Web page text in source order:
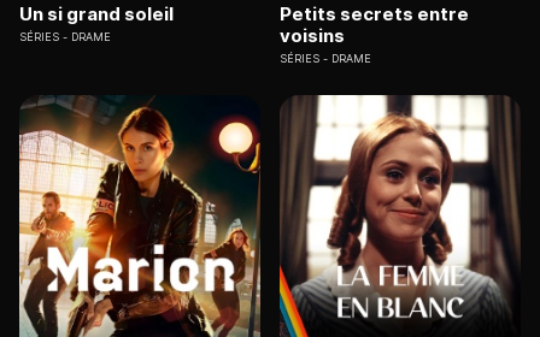
Un si grand soleil
SÉRIES DRAME
Petits secrets entre
voisins
SÉRIES DRAME